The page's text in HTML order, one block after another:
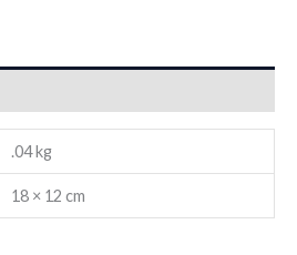
.04 kg
18 × 12 cm